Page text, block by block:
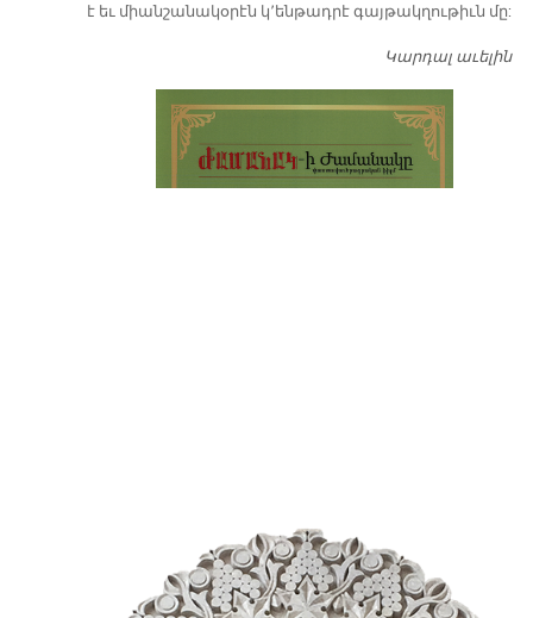
է եւ միանշանակօրէն կ՚ենթադրէ գայթակղութիւն մը:
Կարդալ աւելին